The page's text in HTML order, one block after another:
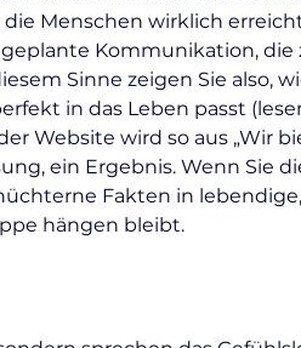
Menschen wirklich
Kommunikation, die
Sinne zeigen Sie also,
in das Leben passt
Website wird so aus „Wir
ein Ergebnis. Wenn Sie
Fakten in lebendige,
hängen bleibt.